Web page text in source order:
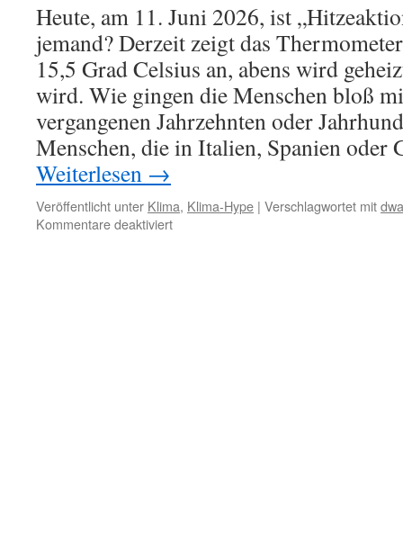
Heute, am 11. Juni 2026, ist
jemand? Derzeit zeigt das
15,5 Grad Celsius an, abens wird
wird. Wie gingen die Menschen bloß
vergangenen Jahrzehnten oder
Menschen, die in Italien, Spanien oder
Weiterlesen →
Veröffentlicht unter Klima, Klima-Hype | Verschlagwortet mit
Kommentare deaktiviertfür